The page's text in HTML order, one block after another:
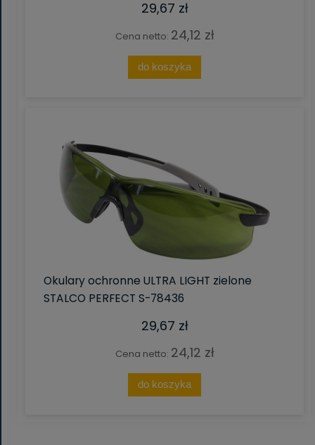
29,67 zł
Cena netto: 24,12 zł
do koszyka
Okulary ochronne ULTRA LIGHT zielone
STALCO PERFECT S-78436
29,67 zł
Cena netto: 24,12 zł
do koszyka